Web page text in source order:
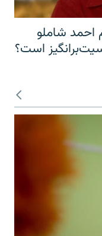
احمد شاملو
است؟